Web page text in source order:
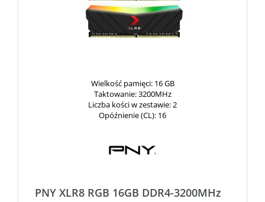
Wielkość pamięci: 16 GB
Taktowanie: 3200MHz
Liczba kości w zestawie: 2
Opóźnienie (CL): 16
PNY XLR8 RGB 16GB DDR4-3200MHz